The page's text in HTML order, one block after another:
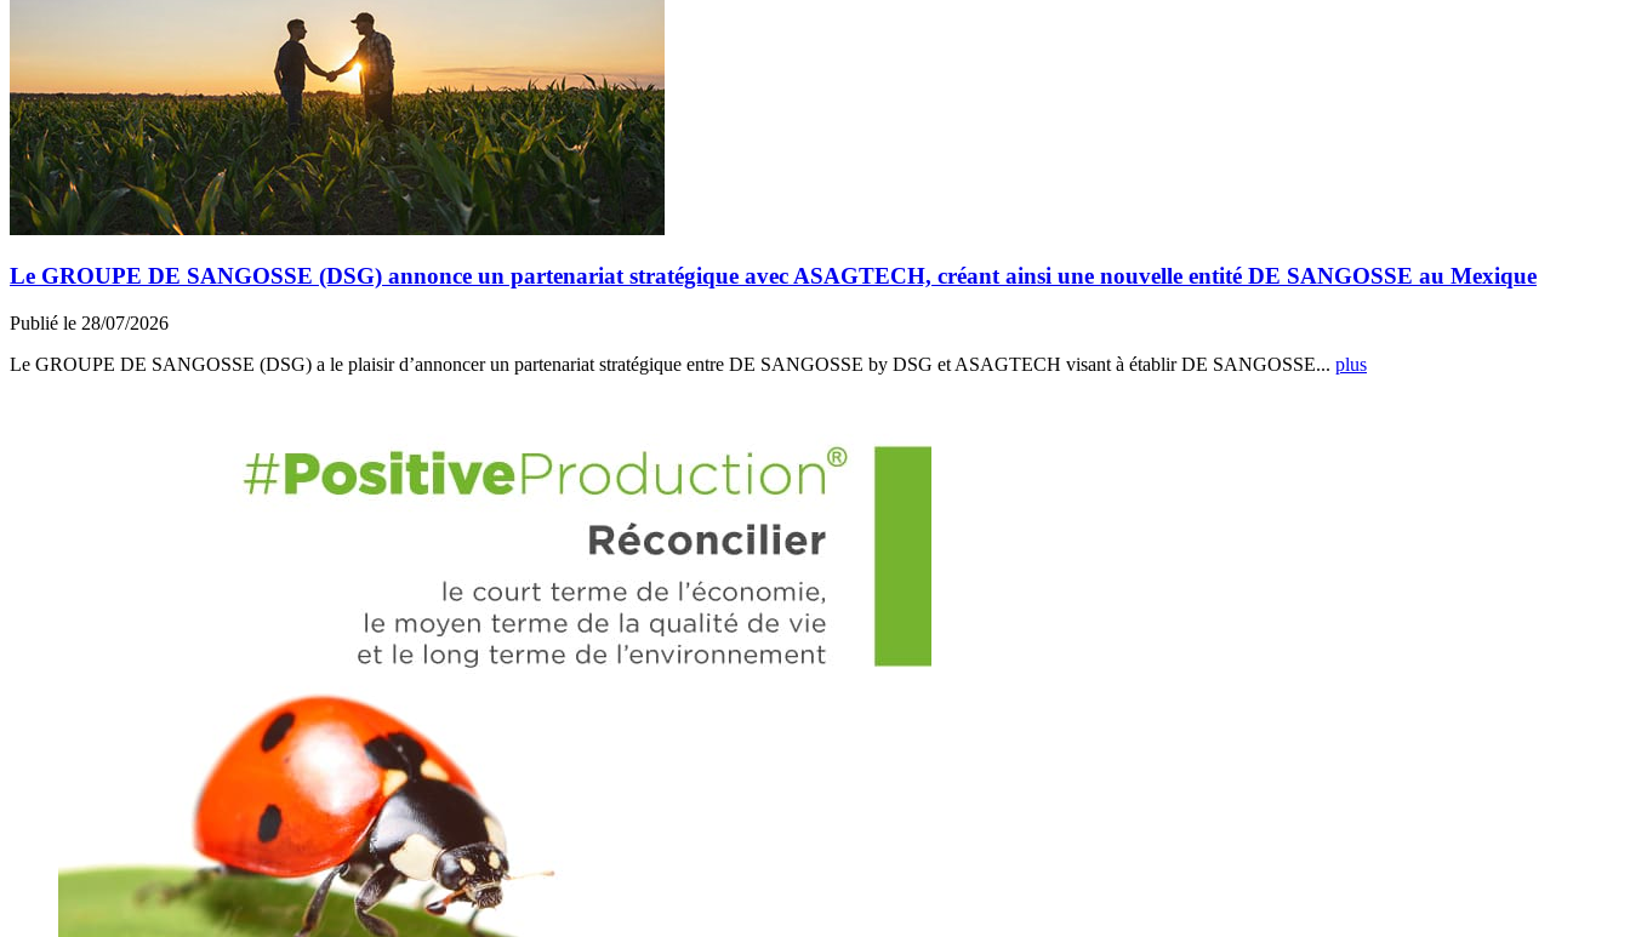
Le GROUPE DE SANGOSSE (DSG) annonce un partenariat stratégique avec ASAGTECH, créant ainsi une nouvelle entité DE SANGOSSE au Mexique
Publié le 28/07/2026
Le GROUPE DE SANGOSSE (DSG) a le plaisir d’annoncer un partenariat stratégique entre DE SANGOSSE by DSG et ASAGTECH visant à établir DE SANGOSSE... plus